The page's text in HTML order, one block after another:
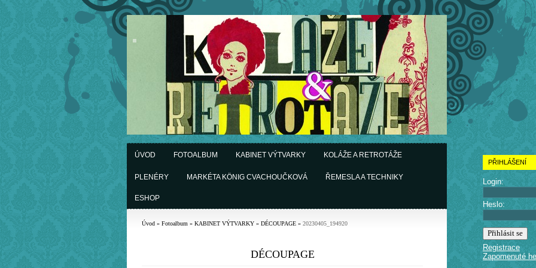
ÚVOD FOTOALBUM KABINET VÝTVARKY KOLÁŽE A RETROTÁŽE
PLENÉRY MARKÉTA KÖNIG CVACHOUČKOVÁ ŘEMESLA A TECHNIKY
ESHOP
Úvod » Fotoalbum » KABINET VÝTVARKY » DÉCOUPAGE » 20230405_194920
DÉCOUPAGE
PŘIHLÁŠENÍ
Login:
Heslo:
Registrace
Zapomenuté